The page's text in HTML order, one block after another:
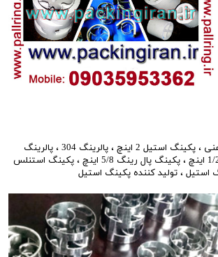
، پکینگ استیل 2 اینچ ، پالرینگ 304 ، پالرینگ
، پکینگ پال رینگ 5/8 اینچ ، پکینگ استنلس
استیل ، تولید کننده پکینگ استیل